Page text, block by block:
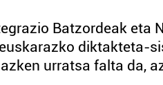
Batzordeak eta
diktakteta-
urratsa falta da,